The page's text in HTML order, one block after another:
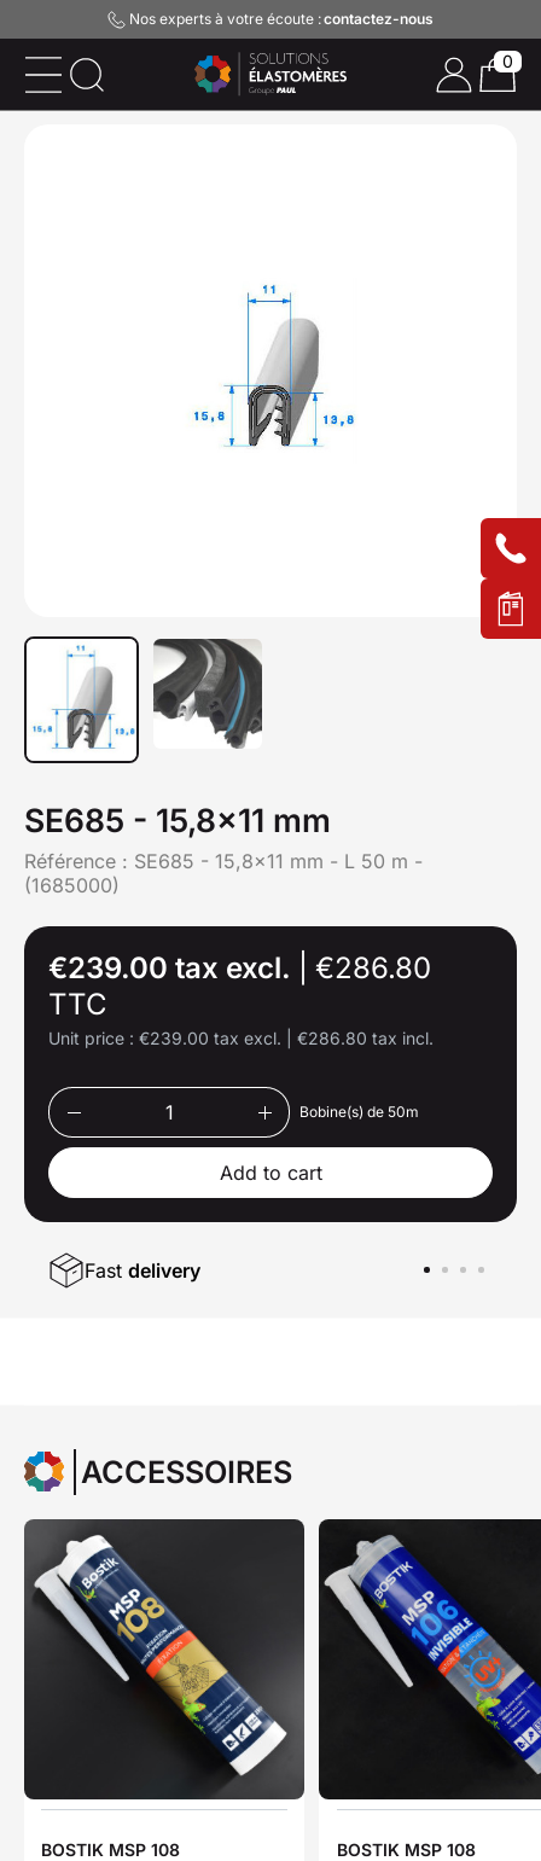
Nos experts à votre écoute :contactez-nous
SE685 - 15,8x11 mm
Référence : SE685 - 15,8x11 mm - L 50 m -
(1685000)
€239.00 tax excl.
€286.80
TTC
Unit price : €239.00 tax excl. €286.80 tax incl.
Bobine(s) de 50m
Add to cart
Fast delivery
ACCESSOIRES
BOSTIK MSP 108 BOSTIK MSP 108
0